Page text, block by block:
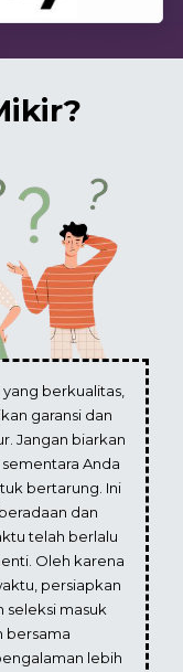
berkualitas,
garansi dan
Jangan biarkan
Anda
bertarung. Ini
dan
telah berlalu
Oleh karena
persiapkan
seleksi masuk
bersama
lebih